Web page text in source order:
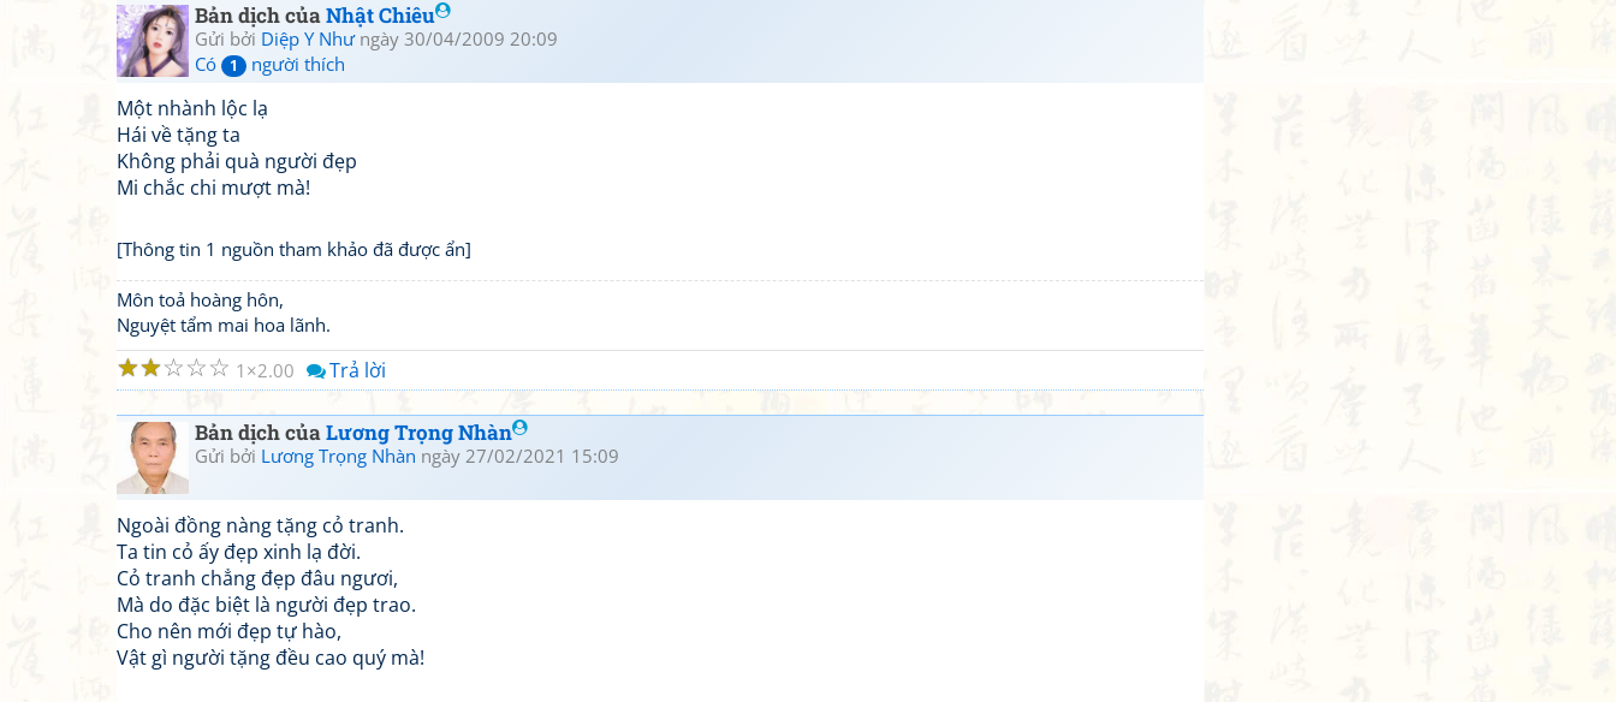
Bản dịch củaNhật Chiêu
Gửi bởi Diệp Y Nhưngày 30/04/2009 20:09
Có
1 người thích
Một nhành lộc lạ
Hái về tặng ta
Không phải quà người đẹp
Mi chắc chi mượt mà!
[Thông tin 1 nguồn tham khảo đã được ẩn]
Môn toả hoàng hôn,
Nguyệt tẩm mai hoa lãnh.
☆
☆
☆
☆
☆ 1 2.00 Trả lời
Bản dịch củaLương Trọng Nhàn
Gửi bởi Lương Trọng Nhàn ngày 27/02/2021 15:09
Ngoài đồng nàng tặng cỏ tranh.
Ta tin cỏ ấy đẹp xinh lạ đời.
Cỏ tranh chẳng đẹp đâu ngươi,
Mà do đặc biệt là người đẹp trao.
Cho nên mới đẹp tự hào,
Vật gì người tặng đều cao quý mà!